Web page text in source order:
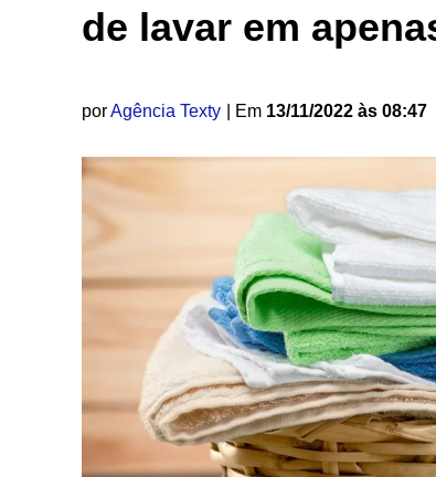
de lavar em
porAgência Texty | Em 13/11/2022 às 08:47